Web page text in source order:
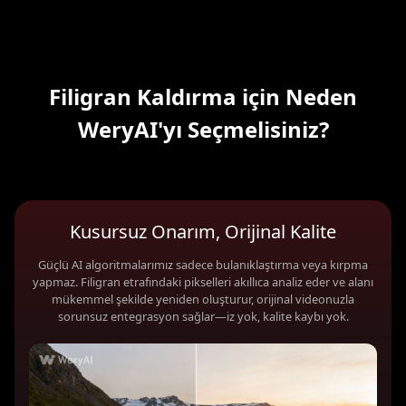
Filigran Kaldırma için Neden
WeryAI'yı Seçmelisiniz?
Kusursuz Onarım, Orijinal Kalite
Güçlü AI algoritmalarımız sadece bulanıklaştırma veya kırpma
yapmaz. Filigran etrafındaki pikselleri akıllıca analiz eder ve alanı
mükemmel şekilde yeniden oluşturur, orijinal videonuzla
sorunsuz entegrasyon sağlar—iz yok, kalite kaybı yok.